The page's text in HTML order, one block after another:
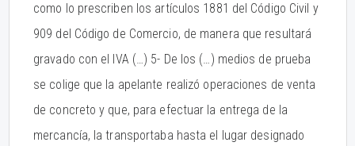
como lo prescriben los artículos 1881 del Código Civil y
909 del Código de Comercio, de manera que resultará
gravado con el IVA (…) 5- De los (…) medios de prueba
se colige que la apelante realizó operaciones de venta
de concreto y que, para efectuar la entrega de la
mercancía, la transportaba hasta el lugar designado